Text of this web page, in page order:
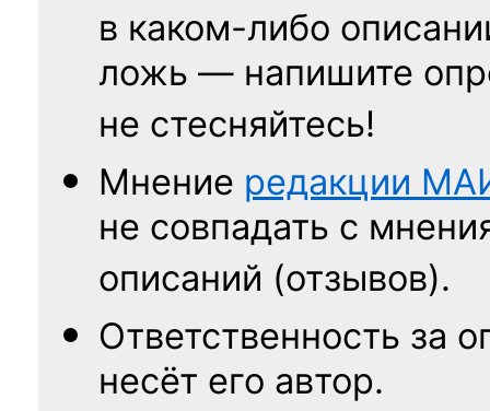
в каком-либо
ложь — напишите
не стесняйтесь!
Мнение редакции
не совпадать с
описаний (отзывов).
Ответственность за
несёт его автор.